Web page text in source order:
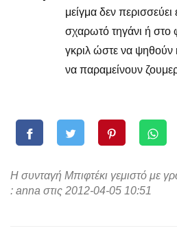
μείγμα δεν περισσεύει
σχαρωτό τηγάνι ή στο
γκριλ ώστε να ψηθούν
να παραμείνουν
Η συνταγή Μπιφτέκι γεμιστό με
: anna στις 2012-04-05 10:51